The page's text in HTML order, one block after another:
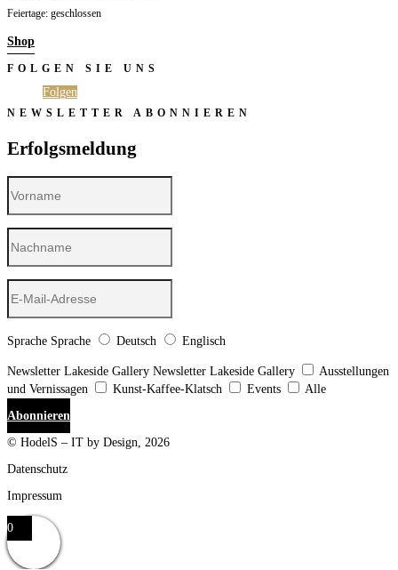
Feiertage: geschlossen
Shop
FOLGEN SIE UNS
Folgen
NEWSLETTER ABONNIEREN
Erfolgsmeldung
Sprache Sprache Deutsch Englisch
Newsletter Lakeside Gallery Newsletter Lakeside Gallery
Ausstellungen
und Vernissagen
Kunst-Kaffee-Klatsch Events
Alle
Abonnieren
© HodelS – IT by Design, 2026
Datenschutz
Impressum
0